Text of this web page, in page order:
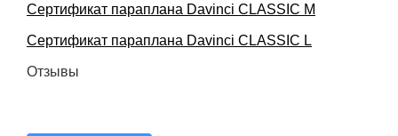
Сертификат параплана Davinci CLASSIC M
Сертификат параплана Davinci CLASSIC L
Отзывы